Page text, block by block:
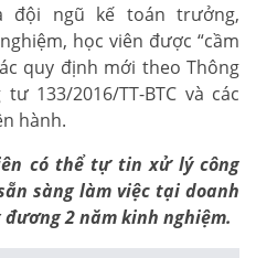
đội ngũ kế toán trưởng,
học viên được “cầm
quy định mới theo Thông
133/2016/TT-BTC và các
hành.
có thể tự tin xử lý công
sàng làm việc tại doanh
2 năm kinh nghiệm.